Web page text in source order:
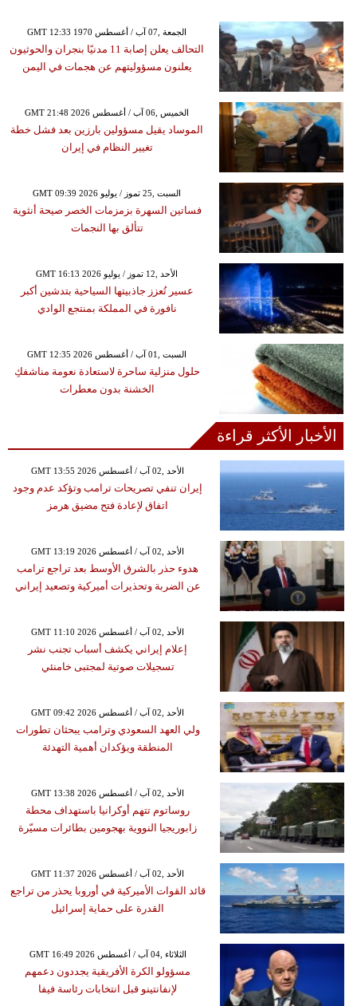
GMT 12:33 1970 الجمعة ,07 آب / أغسطس
التحالف يعلن إصابة 11 مدنيًا بنجران والحوثيون
يعلنون مسؤوليتهم عن هجمات في اليمن
GMT 21:48 2026 الخميس ,06 آب / أغسطس
الموساد يقيل مسؤولين بارزين بعد فشل خطة
تغيير النظام في إيران
GMT 09:39 2026 السبت ,25 تموز / يوليو
فساتين السهرة بزمزمات الخصر صيحة أنثوية
تتألق بها النجمات
GMT 16:13 2026 الأحد ,12 تموز / يوليو
عسير تُعزز جاذبيتها السياحية بتدشين أكبر
نافورة في المملكة بمنتجع الوادي
GMT 12:35 2026 السبت ,01 آب / أغسطس
حلول منزلية ساحرة لاستعادة نعومة مناشفكِ
الخشنة بدون معطرات
الأخبار الأكثر قراءة
GMT 13:55 2026 الأحد ,02 آب / أغسطس
إيران تنفي تصريحات ترامب وتؤكد عدم وجود
اتفاق لإعادة فتح مضيق هرمز
GMT 13:19 2026 الأحد ,02 آب / أغسطس
هدوء حذر بالشرق الأوسط بعد تراجع ترامب
عن الضربة وتحذيرات أميركية وتصعيد إيراني
GMT 11:10 2026 الأحد ,02 آب / أغسطس
إعلام إيراني يكشف أسباب تجنب نشر
تسجيلات صوتية لمجتبى خامنئي
GMT 09:42 2026 الأحد ,02 آب / أغسطس
ولي العهد السعودي وترامب يبحثان تطورات
المنطقة ويؤكدان أهمية التهدئة
GMT 13:38 2026 الأحد ,02 آب / أغسطس
روساتوم تتهم أوكرانيا باستهداف محطة
زابوريجيا النووية بهجومين بطائرات مسيّرة
GMT 11:37 2026 الأحد ,02 آب / أغسطس
قائد القوات الأميركية في أوروبا يحذر من تراجع
القدرة على حماية إسرائيل
GMT 16:49 2026 الثلاثاء ,04 آب / أغسطس
مسؤولو الكرة الأفريقية يجددون دعمهم
لإنفانتينو قبل انتخابات رئاسة فيفا